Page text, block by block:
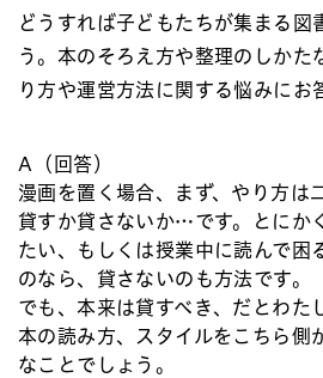
どうすれば子どもたちが集まる図
う。本のそろえ方や整理のしかた
り方や運営方法に関する悩みにお
A（回答）
漫画を置く場合、まず、やり方は
貸すか貸さないか…です。とにか
たい、もしくは授業中に読んで困
のなら、貸さないのも方法です。
でも、本来は貸すべき、だとわた
本の読み方、スタイルをこちら側
なことでしょう。